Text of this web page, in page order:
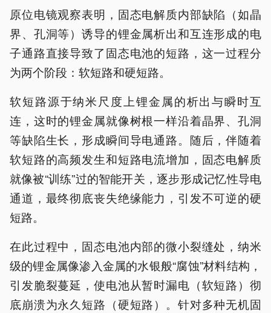
原位电镜观察表明，固态电解质内部缺陷（如晶
界、孔洞等）诱导的锂金属析出和互连形成的电
子通路直接导致了固态电池的短路，这一过程分
为两个阶段：软短路和硬短路。
软短路源于纳米尺度上锂金属的析出与瞬时互
连，这时的锂金属就像树根一样沿着晶界、孔洞
等缺陷生长，形成瞬间导电通路。随后，伴随着
软短路的高频发生和短路电流增加，固态电解质
就像被“训练”过的智能开关，逐步形成记忆性导电
通道，最终彻底丧失绝缘能力，引发不可逆的硬
短路。
在此过程中，固态电池内部的微小裂缝处，纳米
级的锂金属像渗入金属的水银般“腐蚀”材料结构，
引发脆裂蔓延，使电池从暂时漏电（软短路）彻
底崩溃为永久短路（硬短路）。针对多种无机固